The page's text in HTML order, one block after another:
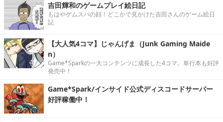
吉田輝和のゲームプレイ絵日記
もはやゲムスパの顔！どこかで見かけた吉田さんのゲーム絵日
記
【大人気4コマ】じゃんげま（Junk Gaming Maide
n）
Game*Sparkの一大コンテンツに成長した4コマ。単行本も好評
発売中！
Game*Spark/インサイド公式ディスコードサーバー
好評稼働中！